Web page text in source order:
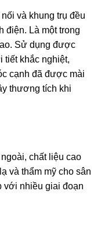
và khung trụ đều
điện. Là một trong
Sử dụng được
khắc nghiệt,
cạnh đã được mài
thương tích khi
chất liệu cao
và thẩm mỹ cho sân
với nhiều giai đoạn